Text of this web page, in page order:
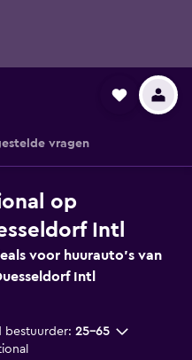
vragen
op
Intl
voor huurauto's van
Intl
bestuurder: 25-65